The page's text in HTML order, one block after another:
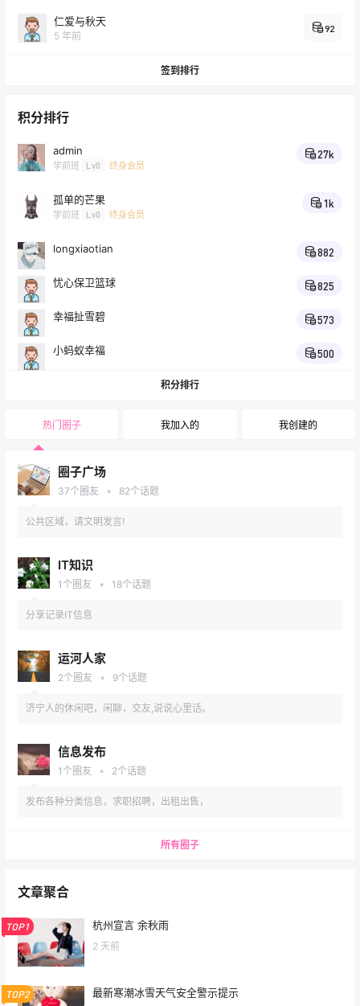
IT知识
电脑网络出现问题怎么办？可以试一下下面
测试一下问答功能
圈子广场
遮阳，遇到再 ……
10:34:22
全新后翻自卸半挂车
2021-09-26
20:38:52
圈子广场
中秋最佳赏月时间出炉：21 日 7 时 55 分
全国大部分地区皓月当空
2021-09-21
运河人家
省气象台于 9 月 19 日 06 时继续发布暴雨
圈子广场
知我者，谓我心忧，不知我者，谓我何求。
意思是说，懂 ……
信息发布
圈子广场
76 年前的今天，日本宣布无条件投降。14
圈子广场
任，不亦重乎 ……
圈子广场
1.风大得很，我手脚皆冷透了，我的心却很
仁爱与秋天
5 年前
92
签到排行
积分排行
admin
学前班 Lv0 终身会员
27k
孤单的芒果
学前班 Lv0 终身会员
1k
longxiaotian 882
忧心保卫篮球 825
幸福扯雪碧 573
小蚂蚁幸福 500
积分排行
热门圈子 我加入的 我创建的
圈子广场
37个圈友 • 82个话题
公共区域，请文明发言!
IT知识
1 个圈友 • 18个话题
分享记录IT信息
运河人家
2个圈友 • 9个话题
济宁人的休闲吧，闲聊，交友,说说心里话。
信息发布
1 个圈友 • 2个话题
发布各种分类信息，求职招聘，出租出售，
所有圈子
文章聚合
TOP1 杭州宣言 余秋雨
2 天前
TOP2 最新寒潮冰雪天气安全警示提示